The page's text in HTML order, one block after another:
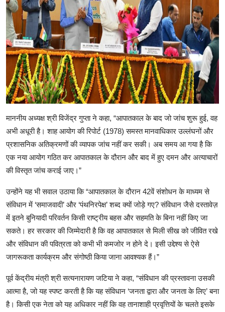
माननीय अध्यक्ष श्री विजेंद्र गुप्ता ने कहा, “आपातकाल के बाद जो जांच शुरू हुई, वह
अभी अधूरी है। शाह आयोग की रिपोर्ट (1978) समस्त मानवाधिकार उल्लंघनों और
प्रशासनिक अतिक्रमणों की व्यापक जांच नहीं कर सकी। अब समय आ गया है कि
एक नया आयोग गठित कर आपातकाल के दौरान और बाद में हुए दमन और अत्याचारों
की विस्तृत जांच कराई जाए।”
उन्होंने यह भी सवाल उठाया कि “आपातकाल के दौरान 42वें संशोधन के माध्यम से
संविधान में ‘समाजवादी’ और ‘पंथनिरपेक्ष’ शब्द क्यों जोड़े गए? संविधान जैसे दस्तावेज़
में इतने बुनियादी परिवर्तन किसी राष्ट्रीय बहस और सहमति के बिना नहीं किए जा
सकते। हर सरकार की जिम्मेदारी है कि वह आपातकाल से मिली सीख को जीवित रखे
और संविधान की पवित्रता को कभी भी कमजोर न होने दे। इसी उद्देश्य से ऐसे
जागरूकता कार्यक्रम और संगोष्ठी किया जाना आवश्यक हैं।”
पूर्व केंद्रीय मंत्री श्री सत्यनारायण जटिया ने कहा, “संविधान की प्रस्तावना उसकी
आत्मा है, जो यह स्पष्ट करती है कि यह संविधान ‘जनता द्वारा और जनता के लिए’ बना
है। किसी एक नेता को यह अधिकार नहीं कि वह तानाशाही प्रवृत्तियों के चलते इसके